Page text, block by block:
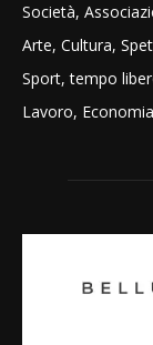
Società,
Arte, Cultura,
Sport, tempo
Lavoro,